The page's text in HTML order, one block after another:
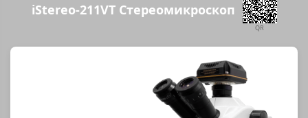
iStereo-211VT Стереомикроскоп
QR